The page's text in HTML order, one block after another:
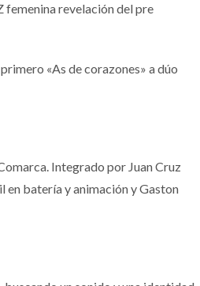
femenina revelación del pre
«As de corazones» a dúo
Integrado por Juan Cruz
en batería y animación y Gaston